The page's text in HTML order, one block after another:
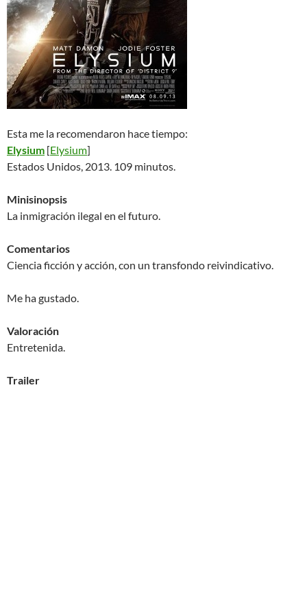
Esta me la recomendaron hace tiempo:
Elysium [Elysium]
Estados Unidos, 2013. 109 minutos.
Minisinopsis
La inmigración ilegal en el futuro.
Comentarios
Ciencia ficción y acción, con un transfondo reivindicativo.
Me ha gustado.
Valoración
Entretenida.
Trailer